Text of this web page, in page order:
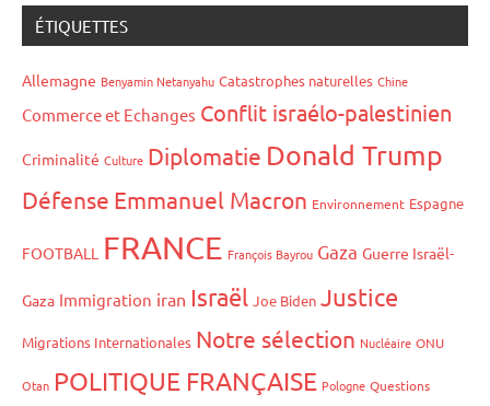
ÉTIQUETTES
Allemagne Benyamin Netanyahu Catastrophes naturelles Chine
Commerce et Echanges Conflit israélo-palestinien
Criminalité Culture Diplomatie Donald Trump
Défense Emmanuel Macron Environnement Espagne
FOOTBALL FRANCE François Bayrou Gaza Guerre Israël-
Gaza Immigration iran Israël Joe Biden Justice
Migrations Internationales Notre sélection Nucléaire ONU
Otan POLITIQUE FRANÇAISE Pologne Questions